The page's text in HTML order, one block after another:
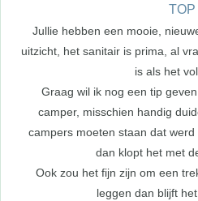
TOP
Jullie hebben een mooie,
uitzicht, het sanitair is prima, al
is als het
Graag wil ik nog een tip
camper, misschien handig
campers moeten staan dat werd
dan klopt het met
Ook zou het fijn zijn om een
leggen dan blijft